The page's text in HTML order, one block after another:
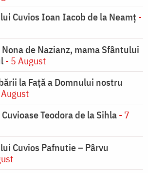
Cuvios Ioan Iacob de la Neamț -
de Nazianz, mama Sfântului
- 5 August
la Faţă a Domnului nostru
Teodora de la Sihla- 7
Cuvios Pafnutie – Pârvu